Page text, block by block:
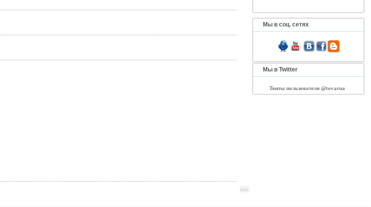
Мы в соц. сетях
Мы в Twitter
Твиты пользователя @tovarua